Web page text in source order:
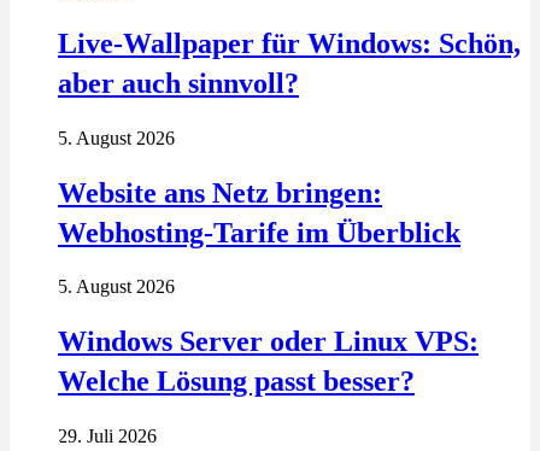
Live-Wallpaper für Windows: Schön,
aber auch sinnvoll?
5. August 2026
Website ans Netz bringen:
Webhosting-Tarife im Überblick
5. August 2026
Windows Server oder Linux VPS:
Welche Lösung passt besser?
29. Juli 2026